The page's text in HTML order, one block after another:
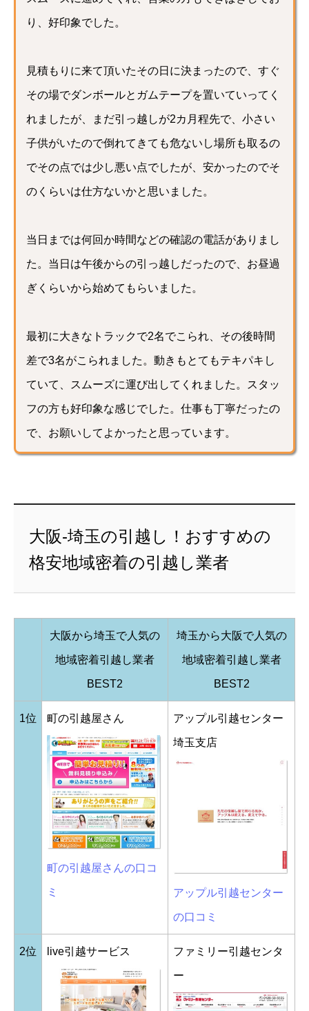
り、好印象でした。
見積もりに来て頂いたその日に決まったので、すぐ
その場でダンボールとガムテープを置いていってく
れましたが、まだ引っ越しが2カ月程先で、小さい
子供がいたので倒れてきても危ないし場所も取るの
でその点では少し悪い点でしたが、安かったのでそ
のくらいは仕方ないかと思いました。
当日までは何回か時間などの確認の電話がありまし
た。当日は午後からの引っ越しだったので、お昼過
ぎくらいから始めてもらいました。
最初に大きなトラックで2名でこられ、その後時間
差で3名がこられました。動きもとてもテキパキし
ていて、スムーズに運び出してくれました。スタッ
フの方も好印象な感じでした。仕事も丁寧だったの
で、お願いしてよかったと思っています。
大阪-埼玉の引越し！おすすめの
格安地域密着の引越し業者
大阪から埼玉で人気の
地域密着引越し業者
BEST2
埼玉から大阪で人気の
地域密着引越し業者
BEST2
1位 町の引越屋さん
町の引越屋さんの口コ
ミ
アップル引越センター
埼玉支店
アップル引越センター
の口コミ
2位 live引越サービス ファミリー引越センタ
ー